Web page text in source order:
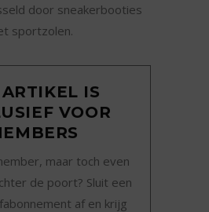
door sneakerbooties
sportzolen.
IS
VOOR
maar toch even
de poort? Sluit een
af en krijg